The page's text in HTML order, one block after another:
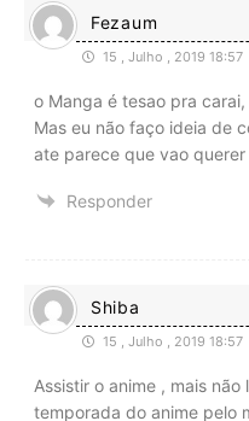
Fezaum
15 , Julho , 2019 18:57
o Manga é tesao pra
Mas eu não faço ideia de
ate parece que vao
Responder
Shiba
15 , Julho , 2019 18:57
Assistir o anime , mais
temporada do anime pelo